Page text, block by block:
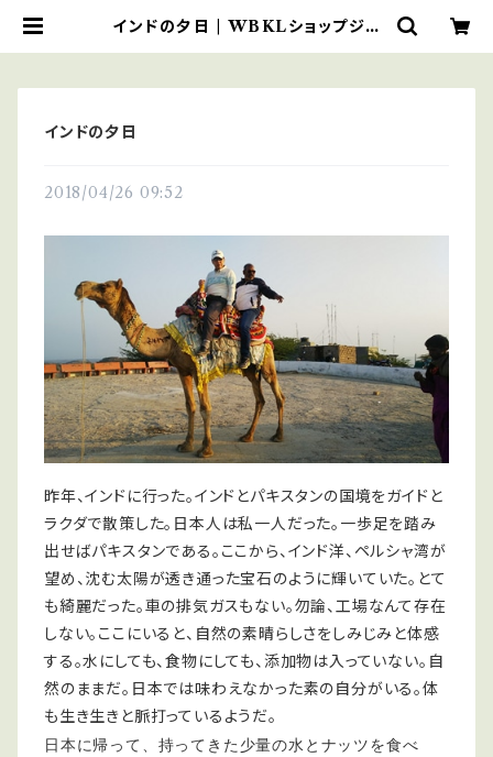
インドの夕日 | WBKLショップジャ
インドの夕日
2018/04/26 09:52
昨年、インドに行った。インドとパキスタンの国境をガイドと
ラクダで散策した。日本人は私一人だった。一歩足を踏み
出せばパキスタンである。ここから、インド洋、ペルシャ湾が
望め、沈む太陽が透き通った宝石のように輝いていた。とて
も綺麗だった。車の排気ガスもない。勿論、工場なんて存在
しない。ここにいると、自然の素晴らしさをしみじみと体感
する。水にしても、食物にしても、添加物は入っていない。自
然のままだ。日本では味わえなかった素の自分がいる。体
も生き生きと脈打っているようだ。
日本に帰って、持ってきた少量の水とナッツを食べ